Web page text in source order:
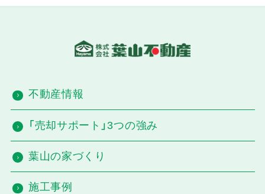
不動産情報
「売却サポート」3つの強み
葉山の家づくり
施工事例